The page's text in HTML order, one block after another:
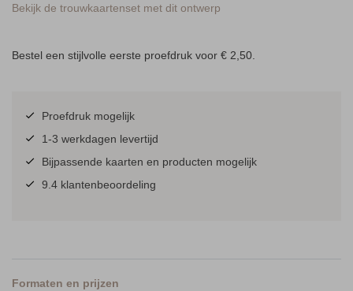
Bekijk de trouwkaartenset met dit ontwerp
Bestel een stijlvolle eerste proefdruk voor € 2,50.
Proefdruk mogelijk
1-3 werkdagen levertijd
Bijpassende kaarten en producten mogelijk
9.4 klantenbeoordeling
Formaten en prijzen